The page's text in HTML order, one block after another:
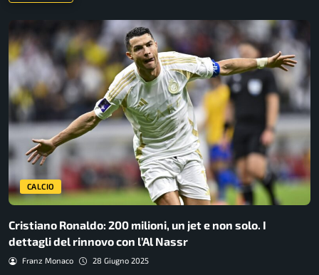
CALCIO
Cristiano Ronaldo: 200 milioni, un jet e non solo. I
dettagli del rinnovo con l’Al Nassr
Franz Monaco 28 Giugno 2025